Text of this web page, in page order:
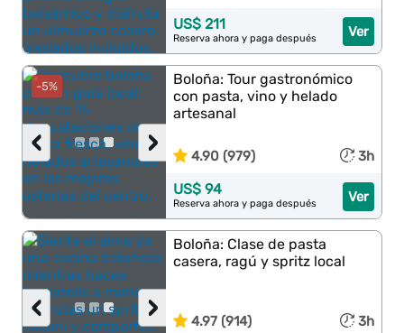
Ver
US$ 211
Reserva ahora y paga después
-5%
›
‹
Boloña: Tour gastronómico
con pasta, vino y helado
artesanal
4.90 (979) 3h
Ver
US$ 94
Reserva ahora y paga después
›
‹
Boloña: Clase de pasta
casera, ragú y spritz local
4.97 (914) 3h